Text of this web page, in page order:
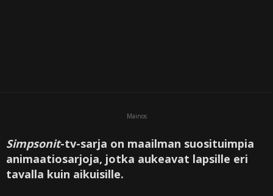
Mainos
Simpsonit-tv-sarja on maailman suosituimpia
animaatiosarjoja, jotka aukeavat lapsille eri
tavalla kuin aikuisille.